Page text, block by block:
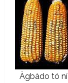
Àgbàdo tó ní